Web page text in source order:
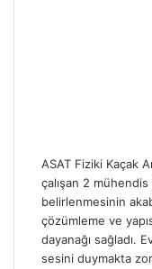
ASAT Fiziki Kaçak
çalışan 2
belirlenmesinin
çözümleme ve
dayanağı sağladı.
sesini duymakta